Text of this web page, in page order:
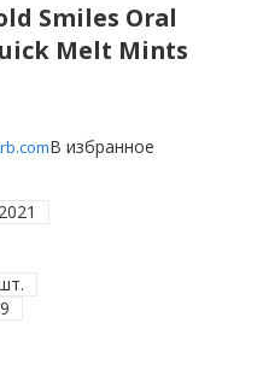
Smiles Oral
Melt Mints
В избранное